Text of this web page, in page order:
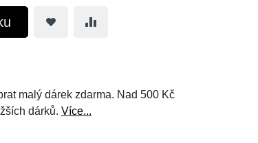
malý dárek zdarma. Nad 500 Kč
dárků. Více...